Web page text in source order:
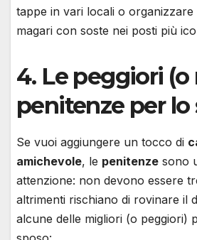
tappe in vari locali o
magari con soste nei posti più
4. Le peggiori
penitenze per lo
Se vuoi aggiungere un tocco di
amichevole, le penitenze sono
attenzione: non devono essere
altrimenti rischiano di rovinare il
alcune delle migliori (o peggiori)